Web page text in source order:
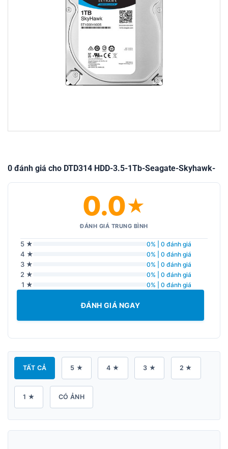
0 đánh giá cho DTD314 HDD-3.5-1Tb-Seagate-Skyhawk-
0.0★
ĐÁNH GIÁ TRUNG BÌNH
5 ★ 0% | 0 đánh giá
4 ★ 0% | 0 đánh giá
3 ★ 0% | 0 đánh giá
2 ★ 0% | 0 đánh giá
1 ★ 0% | 0 đánh giá
ĐÁNH GIÁ NGAY
TẤT CẢ 5 ★ 4 ★ 3 ★ 2 ★
1 ★ CÓ ẢNH